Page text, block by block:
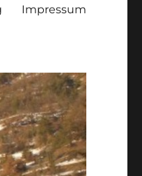
Impressum